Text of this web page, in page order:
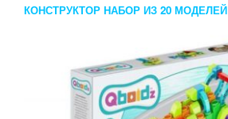
КОНСТРУКТОР НАБОР ИЗ 20 МОДЕЛЕЙ